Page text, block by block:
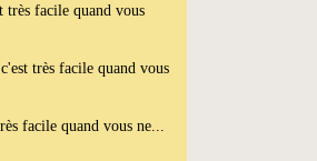
très facile quand vous
très facile quand vous
facile quand vous ne...